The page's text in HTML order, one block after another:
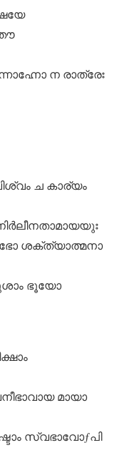
ന രാത്രേഃ
ച കാര്യം
ശക്ത്യാത്മനാ
ഭൂയോ
മായാ
സ്വഭാവോƒപി